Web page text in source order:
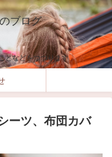
ブログ
となどをつづります
ーツ、布団カバ